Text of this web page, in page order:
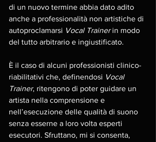
di un nuovo termine abbia dato adito
anche a professionalità non artistiche di
autoproclamarsi Vocal Trainer in modo
del tutto arbitrario e ingiustificato.
È il caso di alcuni professionisti clinico-
riabilitativi che, definendosi Vocal
Trainer, ritengono di poter guidare un
artista nella comprensione e
nell’esecuzione delle qualità di suono
senza esserne a loro volta esperti
esecutori. Sfruttano, mi si consenta,